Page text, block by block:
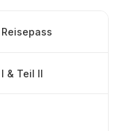
& Teil II